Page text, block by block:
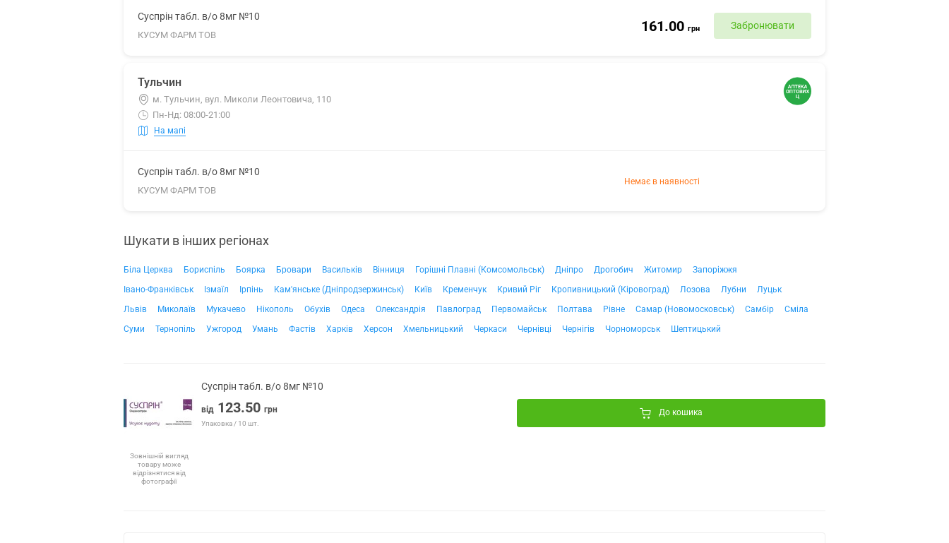
Суспрін табл. в/о 8мг №10
КУСУМ ФАРМ ТОВ
161.00 грн Забронювати
Тульчин
м. Тульчин, вул. Миколи Леонтовича, 110
Пн-Нд: 08:00-21:00
На мапі
Суспрін табл. в/о 8мг №10
КУСУМ ФАРМ ТОВ
Немає в наявності
Шукати в інших регіонах
Біла Церква Бориспіль Боярка Бровари Васильків Вінниця Горішні Плавні (Комсомольськ) Дніпро Дрогобич Житомир
Запоріжжя
Івано-Франківськ
Ізмаїл Ірпінь Кам'янське (Дніпродзержинськ) Київ Кременчук Кривий Ріг Кропивницький (Кіровоград) Лозова Лубни
Луцьк
Львів
Миколаїв Мукачево Нікополь Обухів Одеса Олександрія Павлоград Первомайськ Полтава Рівне Самар (Новомосковськ) Самбір
Сміла
Суми
Тернопіль Ужгород Умань Фастів Харків Херсон Хмельницький Черкаси Чернівці Чернігів Чорноморськ Шептицький
Зовнішній вигляд
товару може
відрізнятися від
фотографії
Суспрін табл. в/о 8мг №10
від 123.50 грн
Упаковка / 10 шт.
До кошика